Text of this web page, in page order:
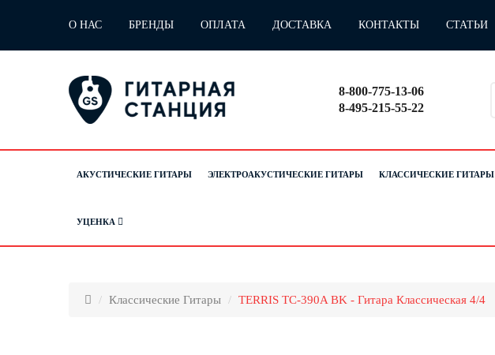
О НАС БРЕНДЫ ОПЛАТА ДОСТАВКА КОНТАКТЫ СТАТЬИ
8-800-775-13-06
8-495-215-55-22
АКУСТИЧЕСКИЕ ГИТАРЫ ЭЛЕКТРОАКУСТИЧЕСКИЕ ГИТАРЫ КЛАССИЧЕСКИЕ ГИТАРЫ
УЦЕНКА
Классические Гитары TERRIS TC-390A BK - Гитара Классическая 4/4